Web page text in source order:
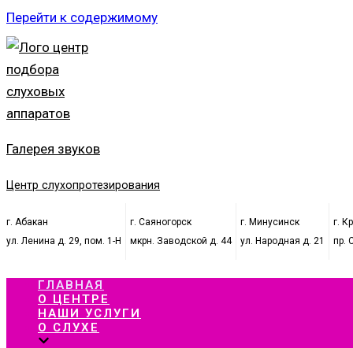
Перейти к содержимому
Галерея звуков
Центр слухопротезирования
г. Абакан
ул. Ленина д. 29, пом. 1-Н
г. Саяногорск
мкрн. Заводской д. 44
г. Минусинск
ул. Народная д. 21
г.
пр.
ГЛАВНАЯ
О ЦЕНТРЕ
НАШИ УСЛУГИ
О СЛУХЕ